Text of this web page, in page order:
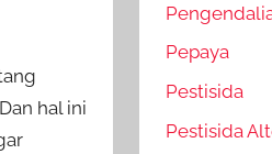
hal ini
Pepaya
Pestisida
Pestisida